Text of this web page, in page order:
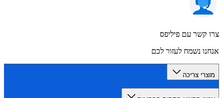
עם פיליפס
נשמח לעזור לכם
צריכה